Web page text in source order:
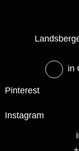
in
Pinterest
Instagram